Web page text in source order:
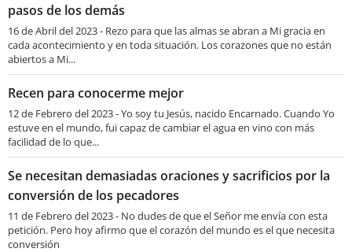
pasos de los demás
16 de Abril del 2023 - Rezo para que las almas se abran a Mi gracia en
cada acontecimiento y en toda situación. Los corazones que no están
abiertos a Mi...
Recen para conocerme mejor
12 de Febrero del 2023 - Yo soy tu Jesús, nacido Encarnado. Cuando Yo
estuve en el mundo, fui capaz de cambiar el agua en vino con más
facilidad de lo que...
Se necesitan demasiadas oraciones y sacrificios por la
conversión de los pecadores
11 de Febrero del 2023 - No dudes de que el Señor me envía con esta
petición. Pero hoy afirmo que el corazón del mundo es el que necesita
conversión